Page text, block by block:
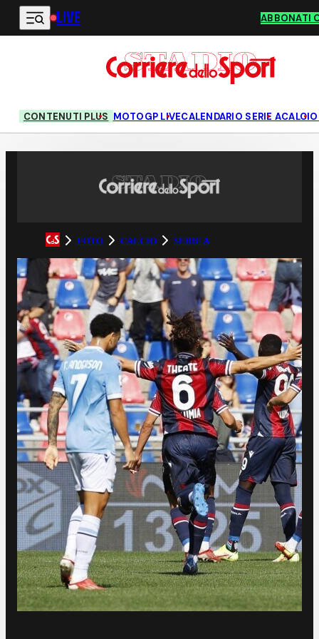
Vai al contenuto principale
LIVE ABBONATI
CONTENUTI PLUS MOTOGP LIVECALENDARIO SERIE ACALCIO
FOTO CALCIO SERIE A